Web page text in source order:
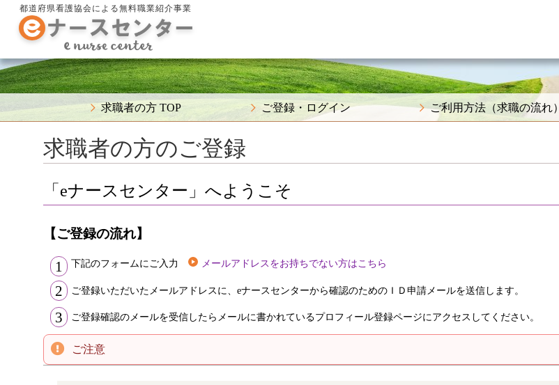
都道府県看護協会による無料職業紹介事業
求職者の方 TOP ご登録・ログイン ご利用方法（求職の流れ）
求職者の方のご登録
「eナースセンター」へようこそ
【ご登録の流れ】
1 下記のフォームにご入力 メールアドレスをお持ちでない方はこちら
2 ご登録いただいたメールアドレスに、eナースセンターから確認のためのＩＤ申請メールを送信します。
3 ご登録確認のメールを受信したらメールに書かれているプロフィール登録ページにアクセスしてください。
ご注意